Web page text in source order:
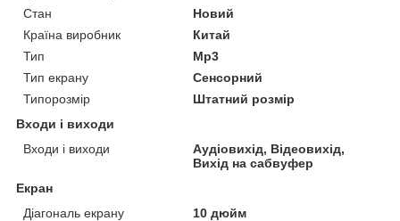
Стан
Новий
Країна виробник
Китай
Тип
Mp3
Тип екрану
Сенсорний
Типорозмір
Штатний розмір
Входи і виходи
Входи і виходи
Аудіовихід, Відеовихід,
Вихід на сабвуфер
Екран
Діагональ екрану
10 дюйм